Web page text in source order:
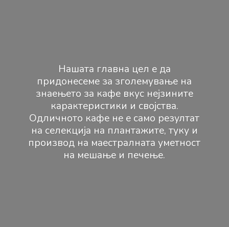
Нашата главна цел е да
придонесеме за зголемување на
знаењето за кафе вкус нејзините
карактеристики и својства.
Одличното кафе не е само резултат
на селекција на плантажите, туку и
производ на маестралната уметност
на мешање и печење.